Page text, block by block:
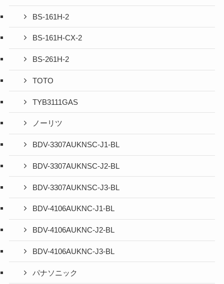
BS-161H-2
BS-161H-CX-2
BS-261H-2
TOTO
TYB3111GAS
ノーリツ
BDV-3307AUKNSC-J1-BL
BDV-3307AUKNSC-J2-BL
BDV-3307AUKNSC-J3-BL
BDV-4106AUKNC-J1-BL
BDV-4106AUKNC-J2-BL
BDV-4106AUKNC-J3-BL
パナソニック